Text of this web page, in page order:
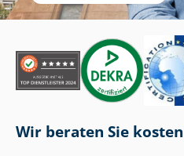
Wir beraten Sie